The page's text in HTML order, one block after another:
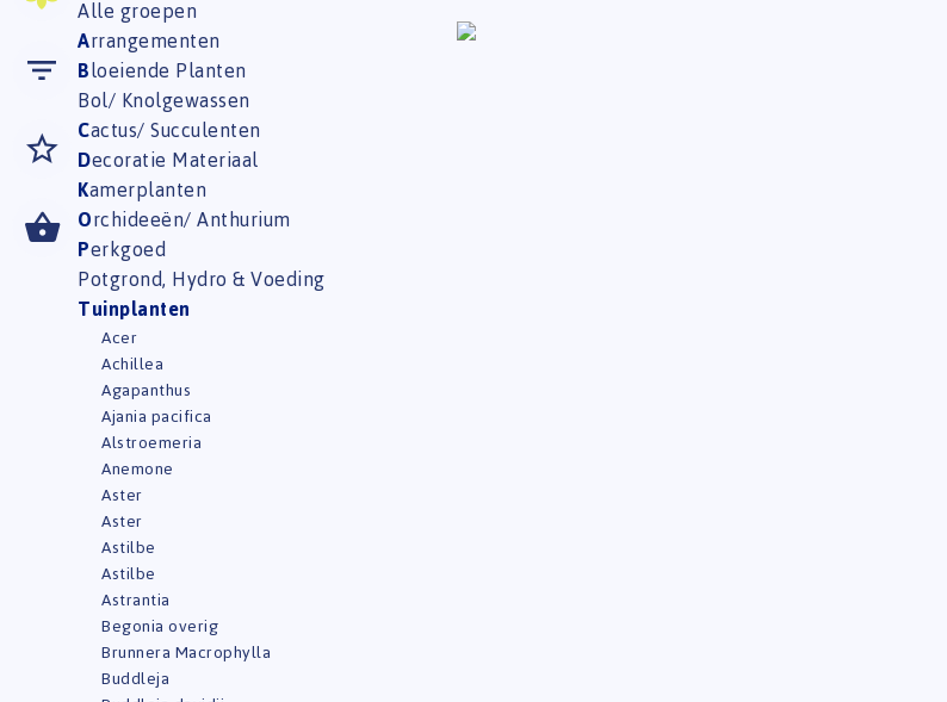
Alle groepen
Arrangementen
Bloeiende Planten
Bol/ Knolgewassen
Cactus/ Succulenten
Decoratie Materiaal
Kamerplanten
Orchideeën/ Anthurium
Perkgoed
Potgrond, Hydro & Voeding
Tuinplanten
Acer
Achillea
Agapanthus
Ajania pacifica
Alstroemeria
Anemone
Aster
Aster
Astilbe
Astilbe
Astrantia
Begonia overig
Brunnera Macrophylla
Buddleja